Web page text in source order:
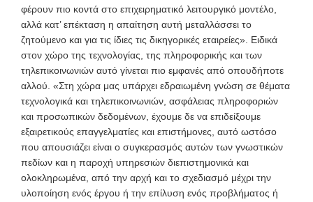
φέρουν πιο κοντά στο επιχειρηματικό λειτουργικό μοντέλο,
αλλά κατ’ επέκταση η απαίτηση αυτή μεταλλάσσει το
ζητούμενο και για τις ίδιες τις δικηγορικές εταιρείες». Ειδικά
στον χώρο της τεχνολογίας, της πληροφορικής και των
τηλεπικοινωνιών αυτό γίνεται πιο εμφανές από οπουδήποτε
αλλού. «Στη χώρα μας υπάρχει εδραιωμένη γνώση σε θέματα
τεχνολογικά και τηλεπικοινωνιών, ασφάλειας πληροφοριών
και προσωπικών δεδομένων, έχουμε δε να επιδείξουμε
εξαιρετικούς επαγγελματίες και επιστήμονες, αυτό ωστόσο
που απουσιάζει είναι ο συγκερασμός αυτών των γνωστικών
πεδίων και η παροχή υπηρεσιών διεπιστημονικά και
ολοκληρωμένα, από την αρχή και το σχεδιασμό μέχρι την
υλοποίηση ενός έργου ή την επίλυση ενός προβλήματος ή